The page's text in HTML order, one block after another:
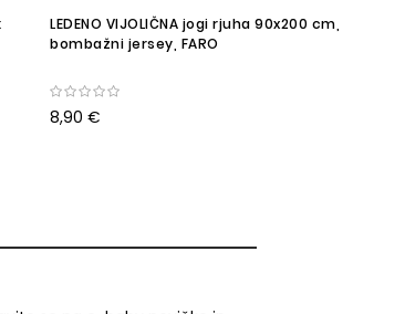
LEDENO VIJOLIČNA jogi rjuha 90x200 cm,
bombažni jersey, FARO
8,90 €